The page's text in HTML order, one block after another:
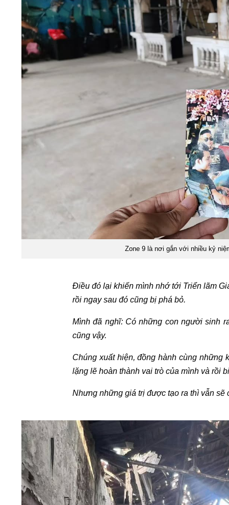
Zone 9 là nơi gắn với nhiều kỷ
Điều đó lại khiến mình nhớ tới Triển lãm
rồi ngay sau đó cũng bị phá bỏ.
Mình đã nghĩ: Có những con người sinh
cũng vậy.
Chúng xuất hiện, đồng hành cùng
lặng lẽ hoàn thành vai trò của mình và rồi
Nhưng những giá trị được tạo ra thì vẫn sẽ